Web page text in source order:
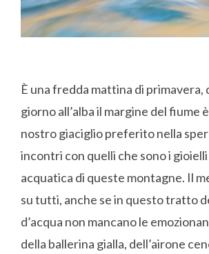
È una fredda mattina di primavera,
giorno all’alba il margine del fiume
nostro giaciglio preferito nella
incontri con quelli che sono i gioielli
acquatica di queste montagne. Il
su tutti, anche se in questo tratto
d’acqua non mancano le
della ballerina gialla, dell’airone